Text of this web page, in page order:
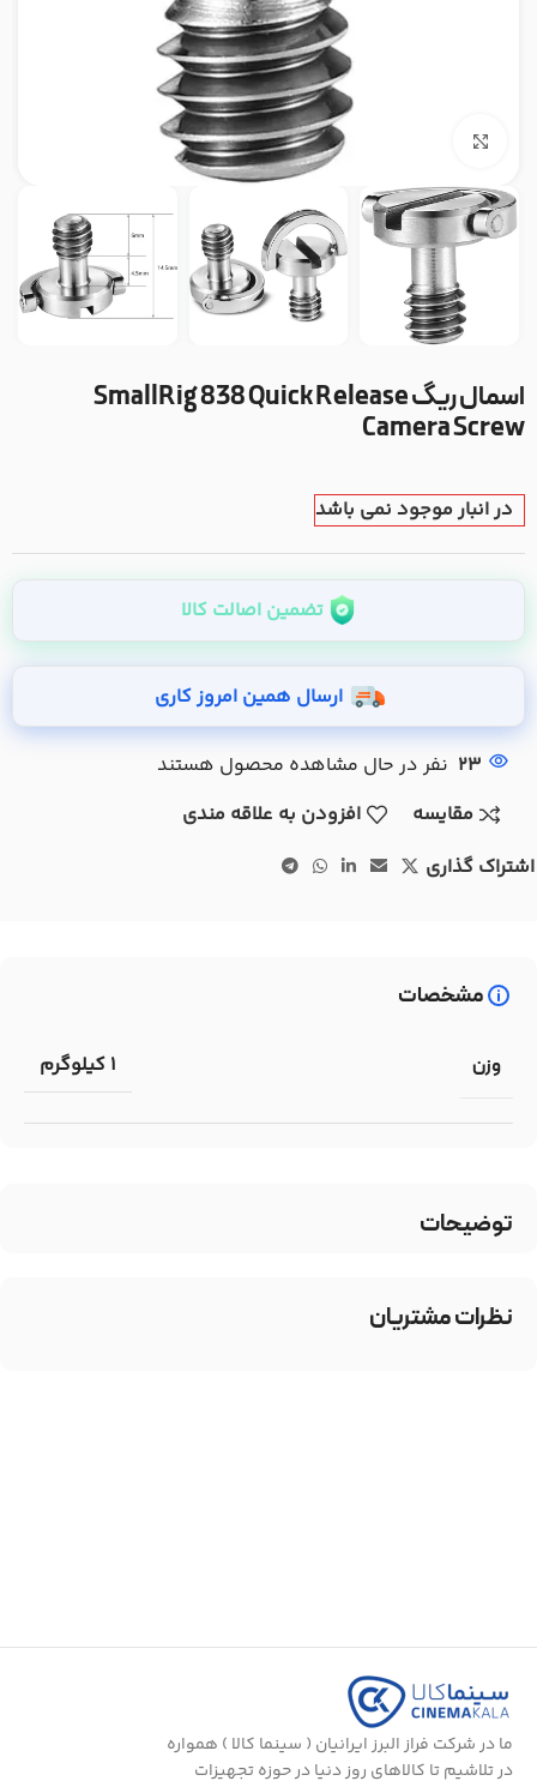
بزرگنمایی تصویر
اسمال ریگ SmallRig 838 Quick Release
Camera Screw
در انبار موجود نمی باشد
تضمین اصالت کالا
ارسال همین امروز کاری
23 نفر در حال مشاهده محصول هستند
مقایسه
افزودن به علاقه مندی
اشتراک گذاری
توضیحات
مشخصات
وزن 1 کیلوگرم
نظرات مشتریان
ما در شرکت فراز البرز ایرانیان ( سینما کالا ) همواره
در تلاشیم تا کالاهای روز دنیا در حوزه تجهیزات